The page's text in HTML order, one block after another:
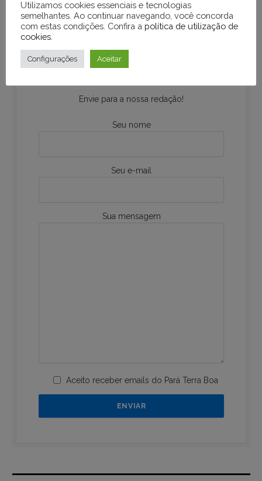
Quer compartilhar uma
notícia ou acontecimento
da sua região?
Envie para a nossa redação!
Seu nome
Seu e-mail
Sua mensagem
Aceito receber emails do Pará Terra Boa
Utilizamos cookies essenciais e tecnologias
semelhantes. Ao continuar navegando, você concorda
com estas condições. Confira a política de utilização de
cookies
Configurações Aceitar